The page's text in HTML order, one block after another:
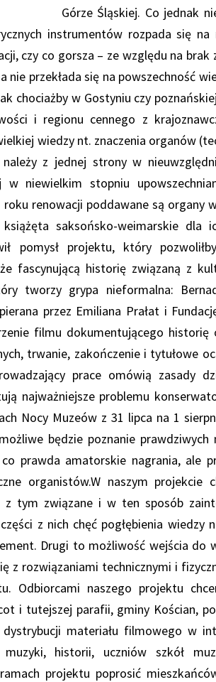
Górze Śląskiej. Co jednak
instrumentów rozpada się na
czy co gorsza – ze względu na brak
nie przekłada się na powszechność
chociażby w Gostyniu czy
i regionu cennego z
wiedzy nt. znaczenia organów
należy z jednej strony w
w niewielkim stopniu
renowacji poddawane są organy
saksońsko-weimarskie dla
pomysł projektu, który
fascynującą historię związaną z
tworzy grypa nieformalna:
przez Emiliana Prałat i
filmu dokumentującego
trwanie, zakończenie i tytułowe
prace omówią zasady
najważniejsze problemu
Nocy Muzeów z 31 lipca na 1
będzie poznanie prawdziwych
prawda amatorskie nagrania, ale
organistów.W naszym projekcie
z tym związane i w ten sposób
z nich chęć pogłębienia wiedzy
Drugi to możliwość wejścia do
z rozwiązaniami technicznymi i
Odbiorcami naszego projektu
i tutejszej parafii, gminy Kościan,
materiału filmowego w
muzyki, historii, uczniów szkół
projektu poprosić